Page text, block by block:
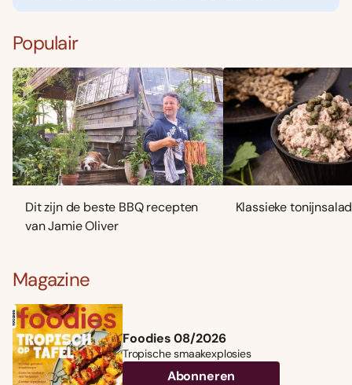
Populair
Dit zijn de beste BBQ recepten
van Jamie Oliver
Klassieke
Magazine
Foodies 08/2026
Tropische smaakexplosies
Abonneren